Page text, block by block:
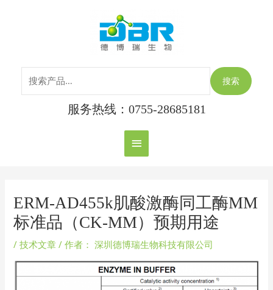
主
菜
单
搜索
服务热线：0755-28685181
ERM-AD455k肌酸激酶同工酶MM
标准品（CK-MM）预期用途
/技术文章 / 作者： 深圳德博瑞生物科技有限公司